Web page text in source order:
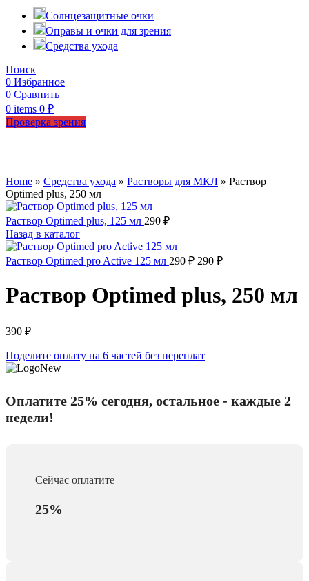
Солнцезащитные очки
Оправы и очки для зрения
Средства ухода
Поиск
0 Избранное
0 Сравнить
0 items 0 ₽
Проверка зрения
Home » Средства ухода » Растворы для МКЛ » Раствор
Optimed plus, 250 мл
Раствор Optimed plus, 125 мл 290 ₽
Назад в каталог
Раствор Optimed pro Active 125 мл 290 ₽ 290 ₽
Раствор Optimed plus, 250 мл
390 ₽
Поделите оплату на 6 частей без переплат
Оплатите 25% сегодня, остальное - каждые 2
недели!
Сейчас оплатите
25%